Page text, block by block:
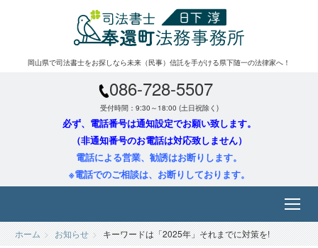
岡山県で司法書士をお探しなら未来（民事）信託を手がける県下随一の法律家へ！
086-728-5507
受付時間：9:30～18:00 (土日祝除く)
必ず、電話番号は通知設定でお願い致します。
（非通知番号のお電話は対応致しません）
電話による営業、勧誘はお断りします。
※電話でのご相談は、お断りしております。
ホーム お知らせ キーワードは「2025年」それまでに対策を!